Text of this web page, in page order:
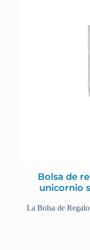
Bolsa de
unicornio
La Bolsa de